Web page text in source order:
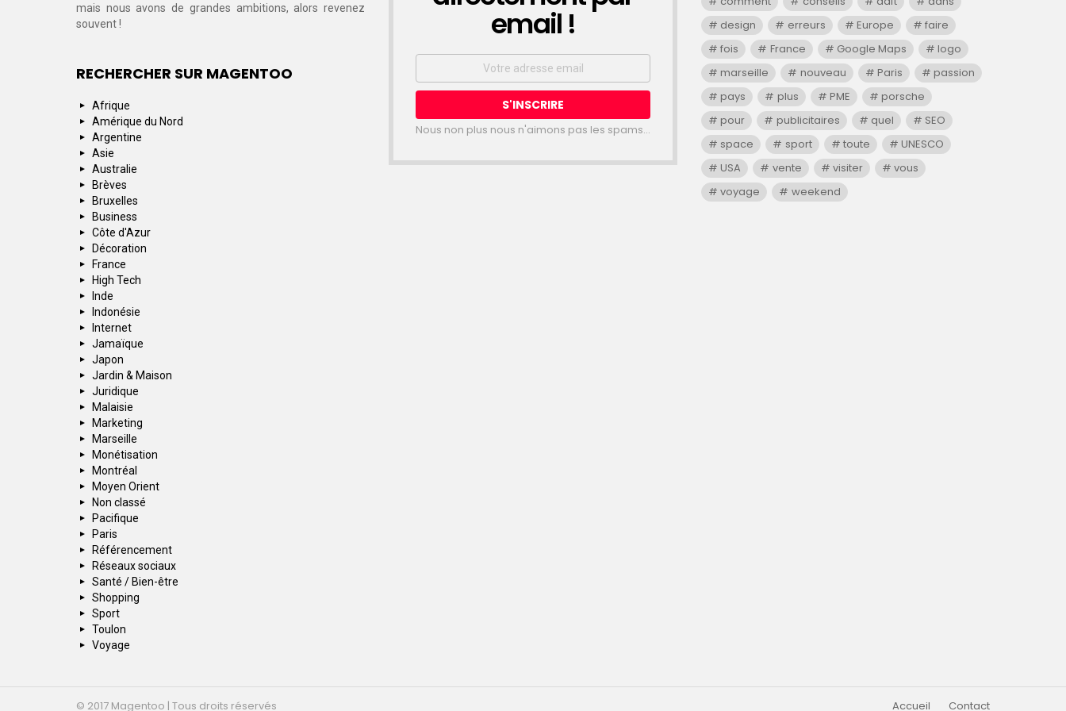
mais nous avons de grandes ambitions, alors revenez
souvent !
RECHERCHER SUR MAGENTOO
Afrique
Amérique du Nord
Argentine
Asie
Australie
Brèves
Bruxelles
Business
Côte d'Azur
Décoration
France
High Tech
Inde
Indonésie
Internet
Jamaïque
Japon
Jardin & Maison
Juridique
Malaisie
Marketing
Marseille
Monétisation
Montréal
Moyen Orient
Non classé
Pacifique
Paris
Référencement
Réseaux sociaux
Santé / Bien-être
Shopping
Sport
Toulon
Voyage
email !
Email
Nous non plus nous n'aimons pas les spams...
design
erreurs Europe
faire
fois
France Google Maps
logo
marseille
nouveau Paris
passion
pays
plus PME
porsche
pour
publicitaires quel
SEO
space
sport toute
UNESCO
USA
vente visiter
vous
voyage
weekend
© 2017 Magentoo | Tous droits réservés Accueil Contact